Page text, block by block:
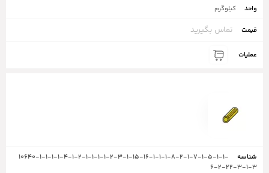
کیلوگرم
تماس بگیرید
10640-1-1-1-1-4-1-2-1-1-1-1-2-3-1-15-16-1-1-1-8-2-1-7-1-5-1-1-
6-2-22-3-1-3